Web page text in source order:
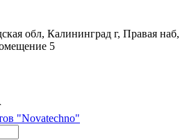
обл, Калининград г, Правая наб,
5
"Novatechno"